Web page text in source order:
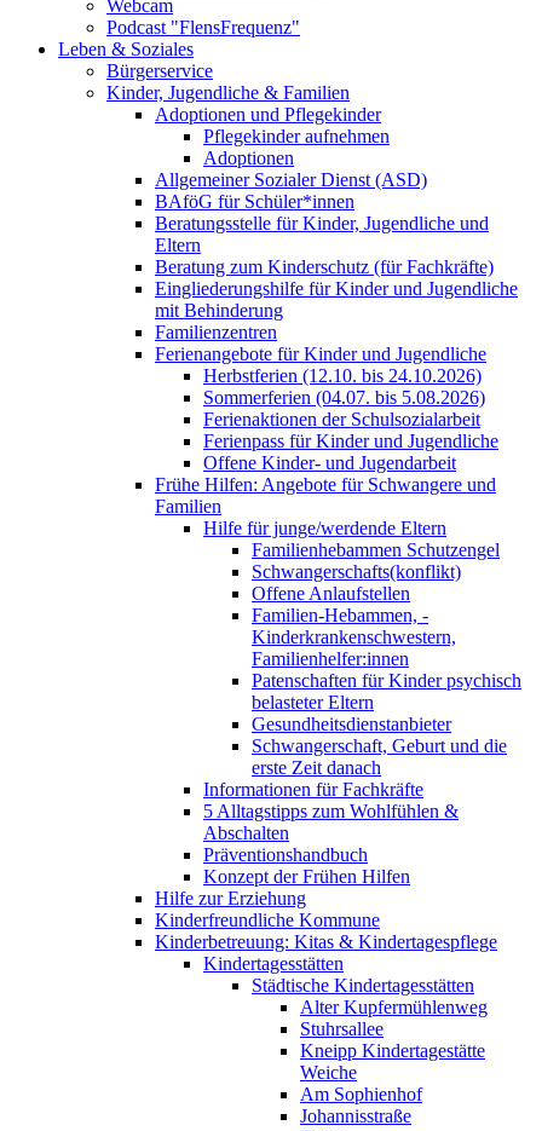
Webcam
Podcast "FlensFrequenz"
Leben & Soziales
Bürgerservice
Kinder, Jugendliche & Familien
Adoptionen und Pflegekinder
Pflegekinder aufnehmen
Adoptionen
Allgemeiner Sozialer Dienst (ASD)
BAföG für Schüler*innen
Beratungsstelle für Kinder, Jugendliche und
Eltern
Beratung zum Kinderschutz (für Fachkräfte)
Eingliederungshilfe für Kinder und Jugendliche
mit Behinderung
Familienzentren
Ferienangebote für Kinder und Jugendliche
Herbstferien (12.10. bis 24.10.2026)
Sommerferien (04.07. bis 5.08.2026)
Ferienaktionen der Schulsozialarbeit
Ferienpass für Kinder und Jugendliche
Offene Kinder- und Jugendarbeit
Frühe Hilfen: Angebote für Schwangere und
Familien
Hilfe für junge/werdende Eltern
Familienhebammen Schutzengel
Schwangerschafts(konflikt)
Offene Anlaufstellen
Familien-Hebammen, -
Kinderkrankenschwestern,
Familienhelfer:innen
Patenschaften für Kinder psychisch
belasteter Eltern
Gesundheitsdienstanbieter
Schwangerschaft, Geburt und die
erste Zeit danach
Informationen für Fachkräfte
5 Alltagstipps zum Wohlfühlen &
Abschalten
Präventionshandbuch
Konzept der Frühen Hilfen
Hilfe zur Erziehung
Kinderfreundliche Kommune
Kinderbetreuung: Kitas & Kindertagespflege
Kindertagesstätten
Städtische Kindertagesstätten
Alter Kupfermühlenweg
Stuhrsallee
Kneipp Kindertagestätte
Weiche
Am Sophienhof
Johannisstraße